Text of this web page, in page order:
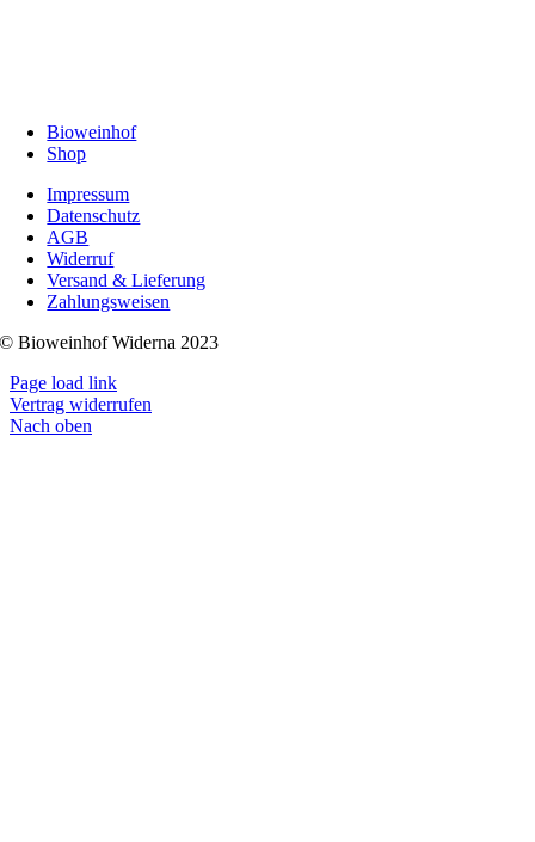
Bioweinhof
Shop
Impressum
Datenschutz
AGB
Widerruf
Versand & Lieferung
Zahlungsweisen
© Bioweinhof Widerna 2023
Page load link
Vertrag widerrufen
Nach oben